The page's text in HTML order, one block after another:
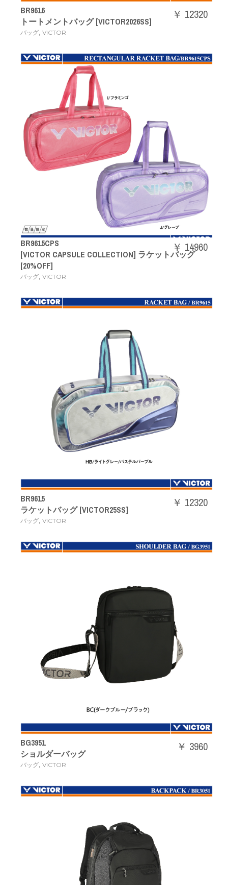
BR9616
トートメントバッグ [VICTOR2026SS]
バッグ, VICTOR
￥ 12320
BR9615CPS
[VICTOR CAPSULE COLLECTION] ラケットバッグ
[20%OFF]
バッグ, VICTOR
￥ 14960
BR9615
ラケットバッグ [VICTOR25SS]
バッグ, VICTOR
￥ 12320
BG3951
ショルダーバッグ
バッグ, VICTOR
￥ 3960